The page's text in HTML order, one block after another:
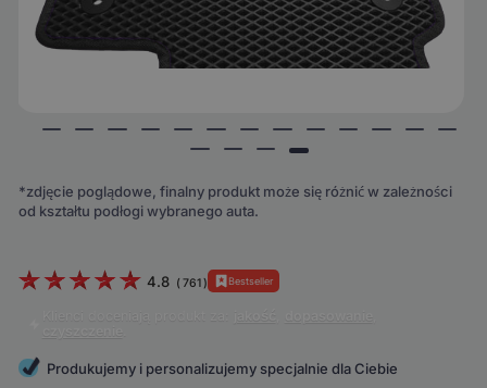
*zdjęcie poglądowe, finalny produkt może się różnić w zależności
od kształtu podłogi wybranego auta.
4.8 ( 761 ) Bestseller
Klienci doceniają produkt za: dopasowanie
czyszczenie
Produkujemy i personalizujemy specjalnie dla Ciebie